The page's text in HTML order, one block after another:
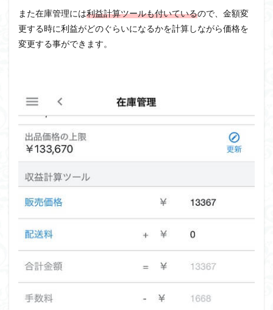
また在庫管理には利益計算ツールも付いているので、金額変
更する時に利益がどのぐらいになるかを計算しながら価格を
変更する事ができます。